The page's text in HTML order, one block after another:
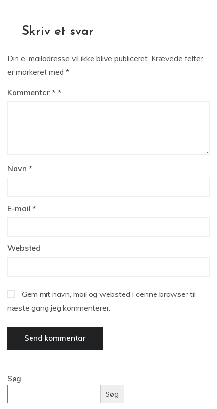
Skriv et svar
Din e-mailadresse vil ikke blive publiceret. Krævede felter
er markeret med *
Kommentar *
Navn *
E-mail *
Websted
Gem mit navn, mail og websted i denne browser til
næste gang jeg kommenterer.
Søg
Søg